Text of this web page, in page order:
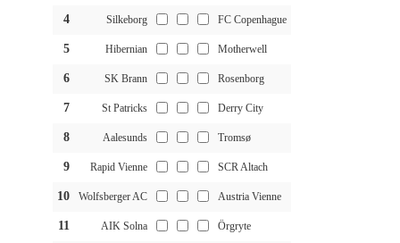
4 Silkeborg FC Copenhague
5 Hibernian Motherwell
6 SK Brann Rosenborg
7 St Patricks Derry City
8 Aalesunds Tromsø
9 Rapid Vienne SCR Altach
10 Wolfsberger AC Austria Vienne
11 AIK Solna Örgryte